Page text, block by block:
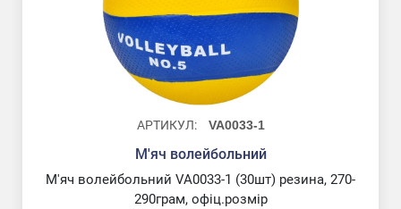
АРТИКУЛ: VA0033-1
М'яч волейбольний
М'яч волейбольний VA0033-1 (30шт) резина, 270-
290грам, офіц.розмір